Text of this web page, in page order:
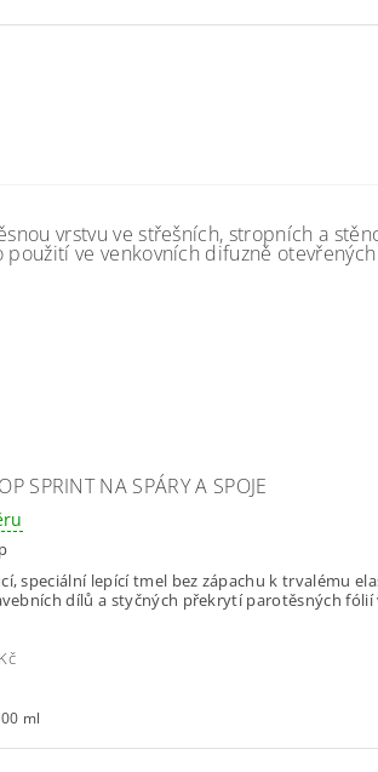
vrstvu ve střešních, stropních a
použití ve venkovních difuzně
SPRINT NA SPÁRY A SPOJE
speciální lepící tmel bez zápachu k trvalému
dílů a styčných překrytí parotěsných fólií
ml